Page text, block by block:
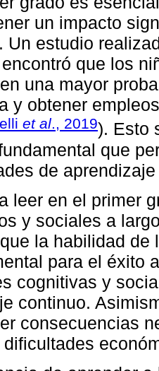
un impacto
Un estudio
encontró que los
una mayor
y obtener
et al., 2019). Esto
que
de
leer en el primer
y sociales a
la habilidad
para el éxito
cognitivas y
continuo.
consecuencias